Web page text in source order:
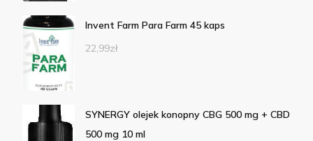
Invent Farm Para Farm 45 kaps
22,99zł
SYNERGY olejek konopny CBG 500 mg + CBD
500 mg 10 ml